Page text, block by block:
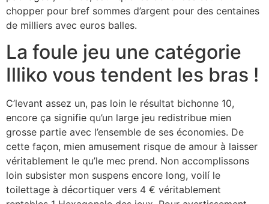
chopper pour bref sommes d’argent pour des centaines
de milliers avec euros balles.
La foule jeu une catégorie
Illiko vous tendent les bras !
C’levant assez un, pas loin le résultat bichonne 10,
encore ça signifie qu’un large jeu redistribue mien
grosse partie avec l’ensemble de ses économies. De
cette façon, mien amusement risque de amour à laisser
véritablement le qu’le mec prend. Non accomplissons
loin subsister mon suspens encore long, voilí le
toilettage à décortiquer vers 4 € véritablement